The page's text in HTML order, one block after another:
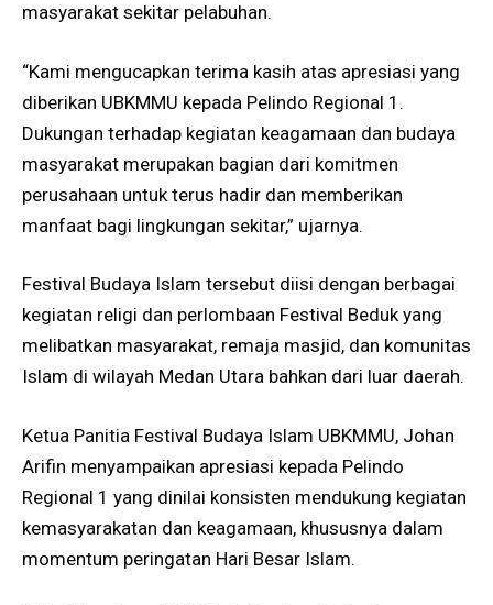
masyarakat sekitar pelabuhan.
“Kami mengucapkan terima kasih atas apresiasi yang
diberikan UBKMMU kepada Pelindo Regional 1.
Dukungan terhadap kegiatan keagamaan dan budaya
masyarakat merupakan bagian dari komitmen
perusahaan untuk terus hadir dan memberikan
manfaat bagi lingkungan sekitar,” ujarnya.
Festival Budaya Islam tersebut diisi dengan berbagai
kegiatan religi dan perlombaan Festival Beduk yang
melibatkan masyarakat, remaja masjid, dan komunitas
Islam di wilayah Medan Utara bahkan dari luar daerah.
Ketua Panitia Festival Budaya Islam UBKMMU, Johan
Arifin menyampaikan apresiasi kepada Pelindo
Regional 1 yang dinilai konsisten mendukung kegiatan
kemasyarakatan dan keagamaan, khususnya dalam
momentum peringatan Hari Besar Islam.